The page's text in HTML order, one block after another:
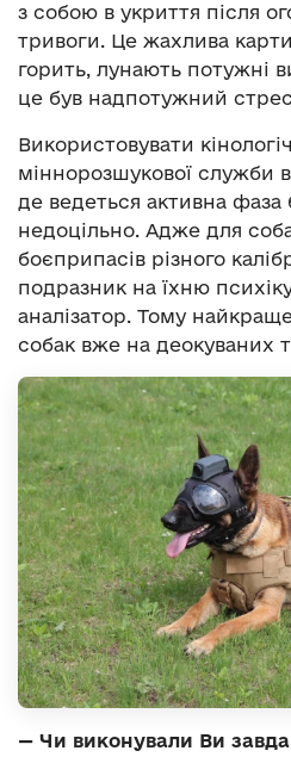
з собою в укриття після
тривоги. Це жахлива
горить, лунають потужні
це був надпотужний
Використовувати
міннорозшукової служби
де ведеться активна фаза
недоцільно. Адже для
боєприпасів різного
подразник на їхню
аналізатор. Тому
собак вже на деокуваних
— Чи виконували Ви